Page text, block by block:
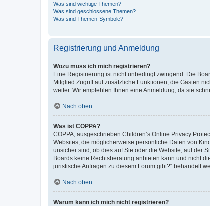
Was sind wichtige Themen?
Was sind geschlossene Themen?
Was sind Themen-Symbole?
Registrierung und Anmeldung
Wozu muss ich mich registrieren?
Eine Registrierung ist nicht unbedingt zwingend. Die
Mitglied Zugriff auf zusätzliche Funktionen, die Gästen
weiter. Wir empfehlen Ihnen eine Anmeldung, da sie
Nach oben
Was ist COPPA?
COPPA, ausgeschrieben Children’s Online Privacy
Websites, die möglicherweise persönliche Daten von
unsicher sind, ob dies auf Sie oder die Website, auf der
Boards keine Rechtsberatung anbieten kann und nicht
juristische Anfragen zu diesem Forum gibt?“ behandelt
Nach oben
Warum kann ich mich nicht registrieren?